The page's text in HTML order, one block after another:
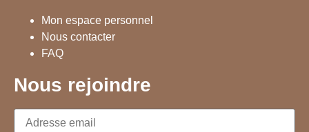
Mon espace personnel
Nous contacter
FAQ
Nous rejoindre